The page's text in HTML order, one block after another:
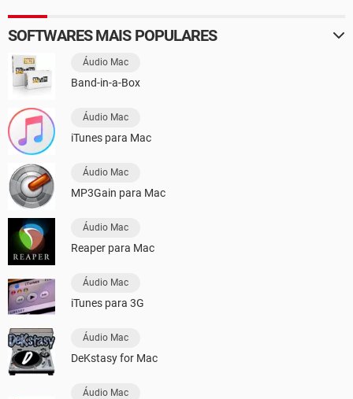
SOFTWARES MAIS POPULARES
Áudio Mac
Band-in-a-Box
Áudio Mac
iTunes para Mac
Áudio Mac
MP3Gain para Mac
Áudio Mac
Reaper para Mac
Áudio Mac
iTunes para 3G
Áudio Mac
DeKstasy for Mac
Áudio Mac